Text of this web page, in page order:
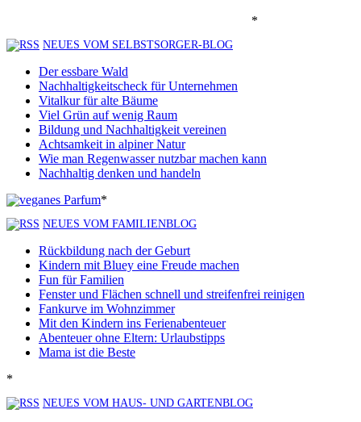
*
NEUES VOM SELBSTSORGER-BLOG
Der essbare Wald
Nachhaltigkeitscheck für Unternehmen
Vitalkur für alte Bäume
Viel Grün auf wenig Raum
Bildung und Nachhaltigkeit vereinen
Achtsamkeit in alpiner Natur
Wie man Regenwasser nutzbar machen kann
Nachhaltig denken und handeln
*
NEUES VOM FAMILIENBLOG
Rückbildung nach der Geburt
Kindern mit Bluey eine Freude machen
Fun für Familien
Fenster und Flächen schnell und streifenfrei reinigen
Fankurve im Wohnzimmer
Mit den Kindern ins Ferienabenteuer
Abenteuer ohne Eltern: Urlaubstipps
Mama ist die Beste
*
NEUES VOM HAUS- UND GARTENBLOG